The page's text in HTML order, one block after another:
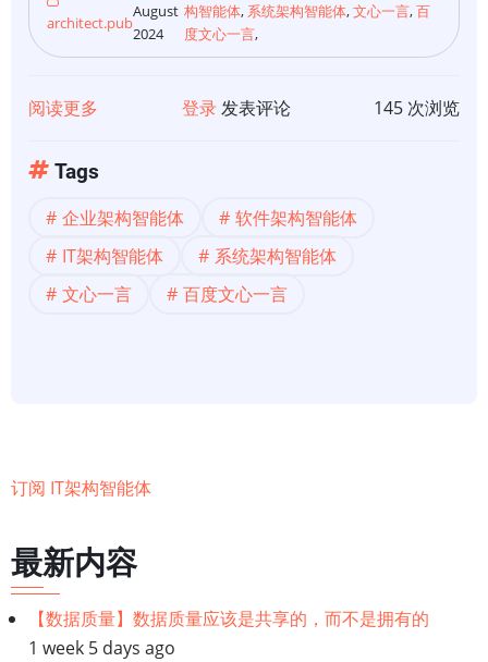
architect.pub
August
2024
构智能体, 系统架构智能体,文心一言,百
度文心一言,
阅读更多
智
能
体】
系
软
件
和
企
登录发表评论 145 次浏览
Tags
企业架构智能体
软件架构智能体
IT架构智能体
系统架构智能体
文心一言
百度文心一言
订阅 IT架构智能体
最新内容
【数据质量】数据质量应该是共享的，而不是拥有的
1 week 5 days ago